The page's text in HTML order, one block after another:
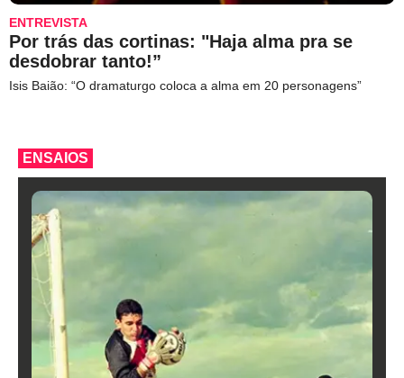
ENTREVISTA
Por trás das cortinas: "Haja alma pra se
desdobrar tanto!”
Isis Baião: “O dramaturgo coloca a alma em 20 personagens”
ENSAIOS